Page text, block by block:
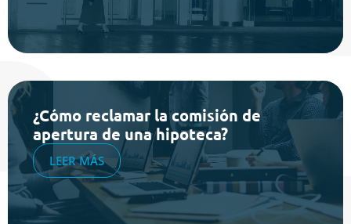
¿Cómo reclamar la comisión de
apertura de una hipoteca?
LEER MÁS